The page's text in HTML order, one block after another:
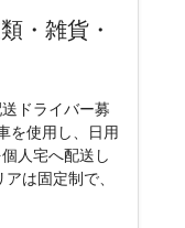
・雑貨・
ドライバー募
を使用し、日用
人宅へ配送し
は固定制で、